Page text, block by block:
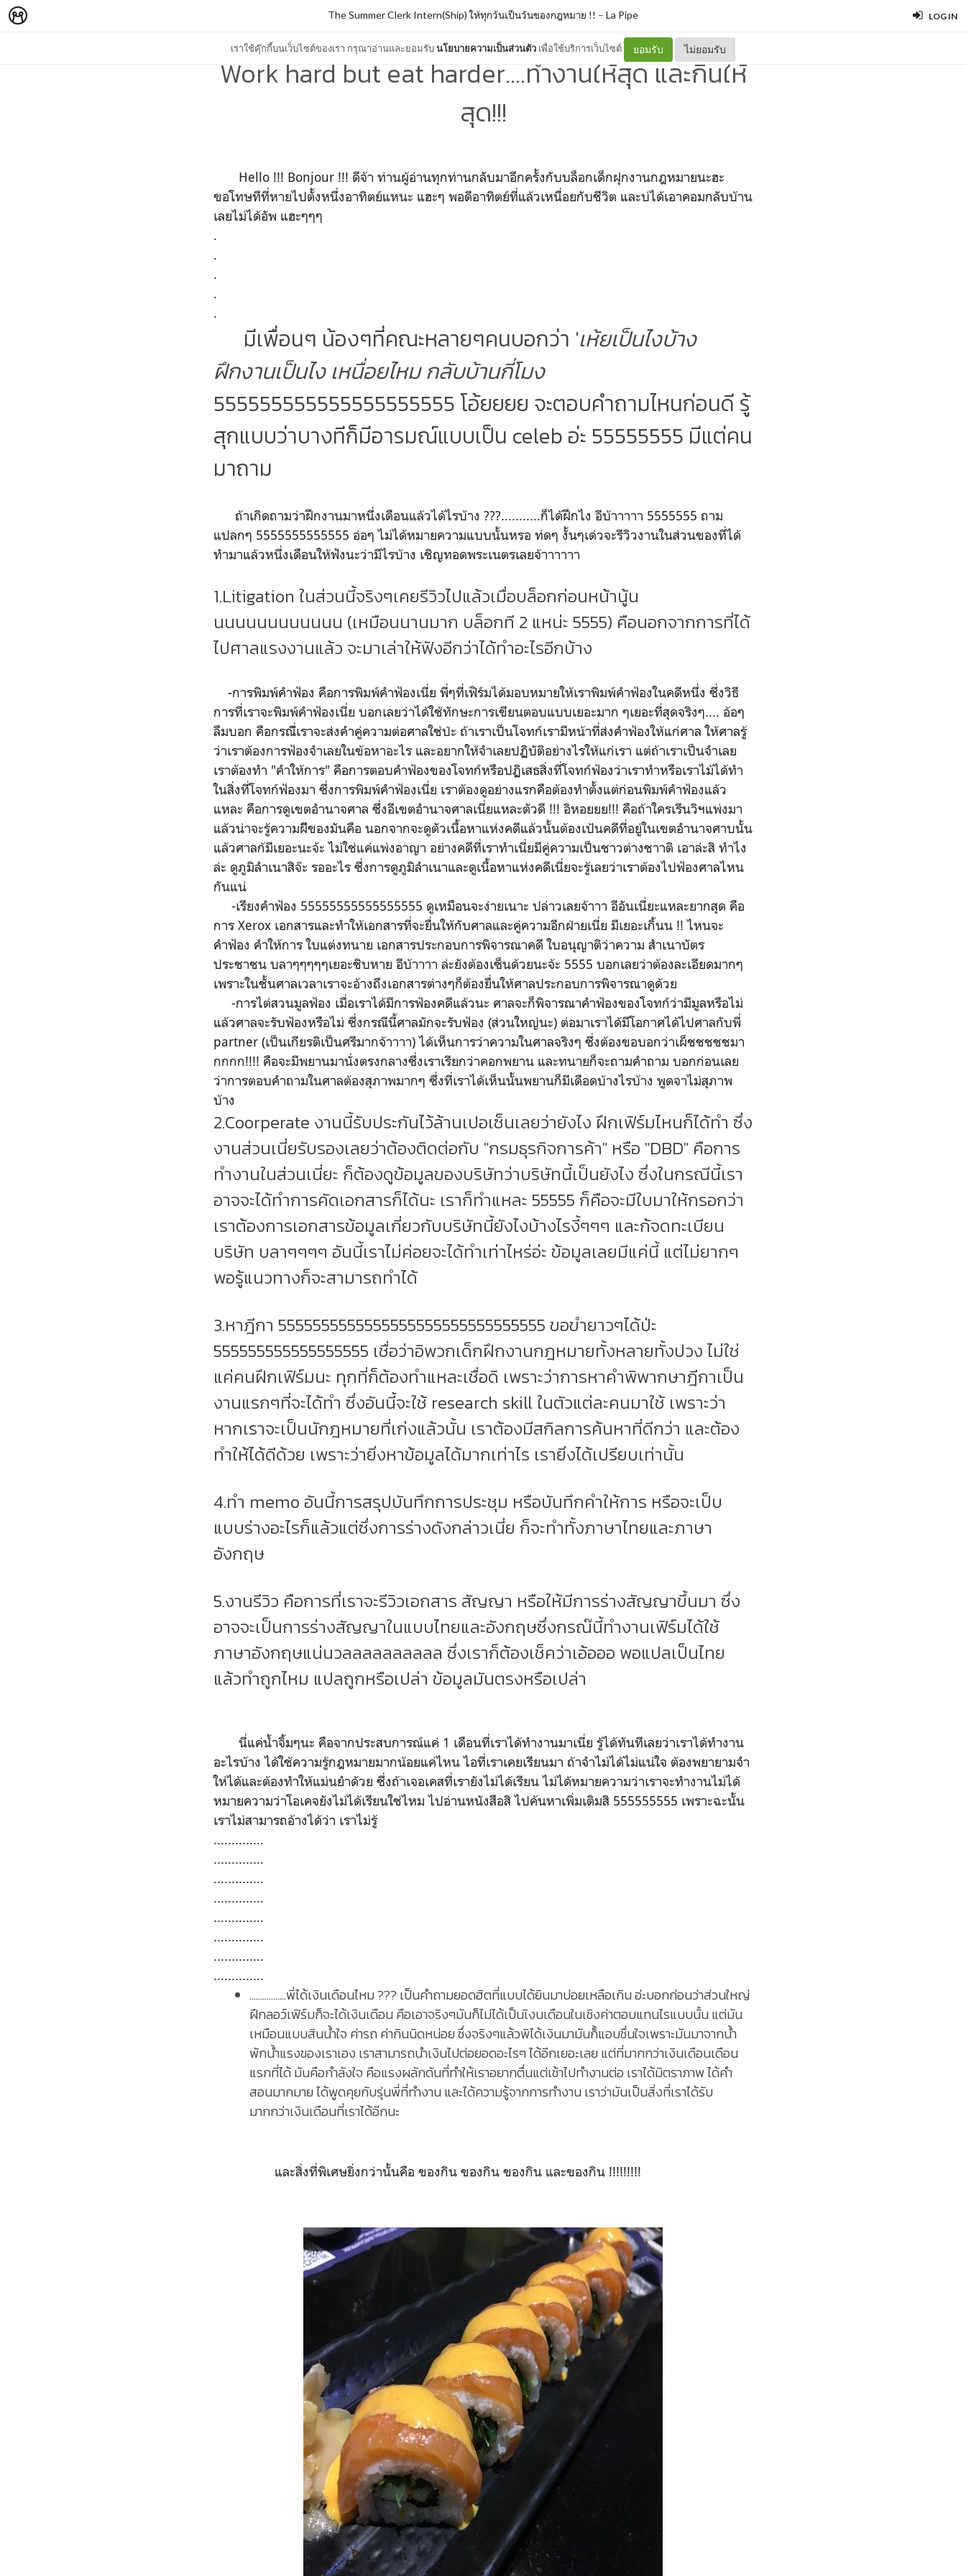
LOG IN
เราใช้คุ๊กกี้บนเว็บไซต์ของเรา กรุณาอ่านและยอมรับนโยบายความเป็นส่วนตัว เพื่อใช้บริการเว็บไซต์ ยอมรับ ไม่ยอมรับ
The Summer Clerk Intern(Ship) ให้ทุกวันเป็นวันของกฎหมาย !! – La Pipe
Work hard but eat harder....ทำงานให้สุด และกินให้
สุด!!!
Hello !!! Bonjour !!! ดีจ้า ท่านผู้อ่านทุกท่านกลับมาอีกครั้งกับบล็อกเด็กฝุกงานกฎหมายนะฮะ
ขอโทษทีที่หายไปตั้งหนึ่งอาทิตย์แหนะ แฮะๆ พอดีอาทิตย์ที่แล้วเหนื่อยกับชีวิต และบ่ได้เอาคอมกลับบ้าน
เลยไม่ได้อัพ แฮะๆๆๆ
.
.
.
.
.
มีเพื่อนๆ น้องๆที่คณะหลายๆคนบอกว่า 'เห้ยเป็นไงบ้าง
ฝึกงานเป็นไง เหนื่อยไหม กลับบ้านกี่โมง
555555555555555555555 โอ้ยยยย จะตอบคำถามไหนก่อนดี รู้
สุกแบบว่าบางทีก็มีอารมณ์แบบเป็น celeb อ่ะ 55555555 มีแต่คน
มาถาม
ถ้าเกิดถามว่าฝึกงานมาหนึ่งเดือนแล้วได้ไรบ้าง ???...........ก็ได้ฝึกไง อีบ้าาาาา 5555555 ถาม
แปลกๆ 5555555555555 อ่อๆ ไม่ได้หมายความแบบนั้นหรอ ท่ดๆ งั้นๆเด่วจะรีวิวงานในส่วนของที่ได้
ทำมาแล้วหนึ่งเดือนให้ฟังนะว่ามีไรบ้าง เชิญทอดพระเนตรเลยจ้าาาาาา
1.Litigation ในส่วนนี้จริงๆเคยรีวิวไปแล้วเมื่อบล็อกก่อนหน้านู้น
นนนนนนนนนนนน (เหมือนนานมาก บล็อกที 2 แหน่ะ 5555) คือนอกจากการที่ได้
ไปศาลแรงงานแล้ว จะมาเล่าให้ฟังอีกว่าได้ทำอะไรอีกบ้าง
-การพิมพ์คำฟ้อง คือการพิมพ์คำฟ้องเนี่ย พี่ๆที่เฟิร์มได้มอบหมายให้เราพิมพ์คำฟ้องในคดีหนึ่ง ซึ่งวิธี
การที่เราจะพิมพ์คำฟ้องเนี่ย บอกเลยว่าได้ใช้ทักษะการเขียนตอบแบบเยอะมาก ๆเยอะที่สุดจริงๆ.... อ้อๆ
ลืมบอก คือกรณ๊ี่เราจะส่งคำคู่ความต่อศาลใช่ป่ะ ถ้าเราเป็นโจทก์เรามีหน้าที่ส่งคำฟ้องให้แก่ศาล ให้ศาลรู้
ว่าเราต้องการฟ้องจำเลยในข้อหาอะไร และอยากให้จำเลยปฏิบัติอย่างไรให้แก่เรา แต่ถ้าเราเป็นจำเลย
เราต้องทำ "คำให้การ" คือการตอบคำฟ้องของโจทก์หรือปฏิเสธสิ่งที่โจทก์ฟ้องว่าเราทำหรือเราไม้ได้ทำ
ในสิ่งที่โจทก์ฟ้องมา ซึ่งการพิมพ์คำฟ้องเนี่ย เราต้องดูอย่างแรกคือต้องทำตั้งแต่ก่อนพิมพ์คำฟ้องแล้ว
แหละ คือการดูเขตอำนาจศาล ซึ่งอีเขตอำนาจศาลเนี่ยแหละตัวดี !!! อิหอยยย!!! คือถ้าใครเรีนวิฯแพ่งมา
แล้วน่าจะรู้ความผีีของมันคือ นอกจากจะดูตัวเนื้อหาแห่งคดีแล้วนั้นต้องเป้นคดีที่อยู่ในเขตอำนาจศาบนั้น
แล้วศาลก้มีเยอะนะจ้ะ ไม่ใช่แค่แพ่งอาญา อย่างคดีที่เราทำเนี่ยมีคู่ความเป็นชาวต่างชาาติ เอาล่ะสิ ทำไง
ล่ะ ดูภูมิลำเนาสิจ๊ะ รออะไร ซึ่งการดูภูมิลำเนาและดูเนื้อหาแห่งคดีเนี่ยจะรู้เลยว่าเราต้องไปฟ้องศาลไหน
กันแน่
-เรียงคำฟ้อง 55555555555555555 ดูเหมือนจะง่ายเนาะ ปล่าวเลยจ้าาา อีอันเนี่ยะแหละยากสุด คือ
การ Xerox เอกสารและทำให้เอกสารที่จะยื่นให้กับศาลและคู่ความอีกฝ่ายเนี่ย มีเยอะเกิ้นน !! ไหนจะ
คำฟ้อง คำให้การ ใบแต่งทนาย เอกสารประกอบการพิจารณาคดี ใบอนุญาติว่าความ สำเนาบัตร
ประชาชน บลาๆๆๆๆๆเยอะชิบหาย อีบ้าาาา ล่ะยังต้องเซ็นด้วยนะจ้ะ 5555 บอกเลยว่าต้องละเอียดมากๆ
เพราะในชั้นศาลเวลาเราจะอ้างถึงเอกสารต่างๆก็ต้องยื่นให้ศาลประกอบการพิจารณาดูด้วย
-การไต่สวนมูลฟ้อง เมื่อเราได้มีการฟ้องคดีแล้วนะ ศาลจะก็พิจารณาคำฟ้องของโจทก์ว่ามีมูลหรือไม่
แล้วศาลจะรับฟ้องหรือไม่ ซึ่งกรณีนี้ศาลมักจะรับฟ้อง (ส่วนใหญ่นะ) ต่อมาเราได้มีโอกาศได้ไปศาลกับพี่
partner (เป็นเกียรติเป็นศรีมากจ้าาาา) ได้เห็นการว่าความในศาลจริงๆ ซึ่งต้องขอบอกว่าเผ็ชชชชชมา
กกกก!!!! คือจะมีพยานมานั่งตรงกลางซึ่งเราเรียกว่าคอกพยาน และทนายก็จะถามคำถาม บอกก่อนเลย
ว่าการตอบคำถามในศาลต้องสุภาพมากๆ ซึ่งที่เราได้เห็นนั้นพยานก็มีเดือดบ้างไรบ้าง พูดจาไม่สุภาพ
บ้าง
2.Coorperate งานนี้รับประกันไว้ล้านเปอเซ็นเลยว่ายังไง ฝึกเฟิร์มไหนก็ได้ทำ ซึ่ง
งานส่วนเนี่ยรับรองเลยว่าต้องติดต่อกับ "กรมธุรกิจการค้า" หรือ "DBD" คือการ
ทำงานในส่วนเนี่ยะ ก็ต้องดูข้อมูลของบริษัทว่าบริษัทนี้เป็นยังไง ซึ่งในกรณีนี้เรา
อาจจะได้ทำการคัดเอกสารก็ได้นะ เราก็ทำแหละ 55555 ก็คือจะมีใบมาให้กรอกว่า
เราต้องการเอกสารข้อมูลเกี่ยวกับบริษัทนี้ยังไงบ้างไรงี้ๆๆๆ และก้จดทะเบียน
บริษัท บลาๆๆๆๆ อันนี้เราไม่ค่อยจะได้ทำเท่าไหร่อ่ะ ข้อมูลเลยมีแค่นี้ แต่ไม่ยากๆ
พอรู้แนวทางก็จะสามารถทำได้
3.หาฎีกา 5555555555555555555555555555555 ขอขำยาวๆได้ป่ะ
555555555555555555 เชื่อว่าอิพวกเด็กฝึกงานกฎหมายทั้งหลายทั้งปวง ไม่ใช่
แค่คนฝึกเฟิร์มนะ ทุกที่ก็ต้องทำแหละเชื่อดิ เพราะว่าการหาคำพิพากษาฎีกาเป็น
งานแรกๆที่จะได้ทำ ซึ่งอันนี้จะใช้ research skill ในตัวแต่ละคนมาใช้ เพราะว่า
หากเราจะเป็นนักฎหมายที่เก่งแล้วนั้น เราต้องมีสกิลการค้นหาที่ดีกว่า และต้อง
ทำให้ได้ดีด้วย เพราะว่ายิ่งหาข้อมูลได้มากเท่าไร เรายิ่งได้เปรียบเท่านั้น
4.ทำ memo อันนี้การสรุปบันทึกการประชุม หรือบันทึกคำให้การ หรือจะเป็บ
แบบร่างอะไรก็แล้วแต่ซึ่งการร่างดังกล่าวเนี่ย ก็จะทำทั้งภาษาไทยและภาษา
อังกฤษ
5.งานรีวิว คือการที่เราจะรีวิวเอกสาร สัญญา หรือให้มีการร่างสัญญาขึ้นมา ซึ่ง
อาจจะเป็นการร่างสัญญาในแบบไทยและอังกฤษซึ่งกรณ๊นี้ทำงานเฟิร์มได้ใช้
ภาษาอังกฤษแน่นวลลลลลลลลลล ซึ่งเราก็ต้องเช็คว่าเอ้อออ พอแปลเป็นไทย
แล้วทำถูกไหม แปลถูกหรือเปล่า ข้อมูลมันตรงหรือเปล่า
นี่แค่น้ำจิ้มๆนะ คือจากประสบการณ์แค่ 1 เดือนที่เราได้ทำงานมาเนี่ย รู้ได้ทันทีเลยว่าเราได้ทำงาน
อะไรบ้าง ได้ใช้ความรู้กฎหมายมากน้อยแค่ไหน ไอที่เราเคยเรียนมา ถ้าจำไม่ได้ไม่แน่ใจ ต้องพยายามจำ
ให่ได้และต้องทำให้แม่นยำด้วย ซึ่งถ้าเจอเคสที่เรายังไม่ได้เรียน ไม่ได้หมายความว่าเราจะทำงานไม่ได้
หมายความว่าโอเคจยังไม่ได้เรียนใช่ไหม ไปอ่านหนังสือสิ ไปค้นหาเพิ่มเติมสิ 555555555 เพราะฉะนั้น
เราไม่สามารถอ้างได้ว่า เราไม่รู้
..............
..............
..............
..............
..............
..............
..............
..............
.................พี่ได้เงินเดือนไหม ??? เป็นคำถามยอดฮิตที่แบบได้ยินมาบ่อยเหลือเกิน อ่ะบอกก่อนว่าส่วนใหญ่
ฝึกลอว์เฟิร์มก็จะได้เงินเดือน คือเอาจริงๆมันก็ไม่ได้เป็นเิงนเดือนในเชิงค่าตอบแทนไรแบบนั้น แต่มัน
เหมือนแบบสินน้ำใจ ค่ารถ ค่ากินนิดหน่อย ซึ่งจริงๆแล้วพิได้เงินมามันก็้แอบชื่นใจเพราะมันมาจากน้ำ
พักน้ำแรงของเราเอง เราสามารถนำเงินไปต่อยอดอะไรๆ ได้อีกเยอะเลย แต่ที่มากกว่าเงินเดือนเดือน
แรกที่ได้ มันคือกำลังใจ คือแรงผลักดันที่ทำให้เราอยากตื่นแต่เช้าไปทำงานต่อ เราได้มิตราภาพ ได้คำ
สอนมากมาย ได้พูดคุยกับรุ่นพี่ที่ทำงาน และได้ความรู้จากการทำงาน เราว่ามันเป็นสิ่งที่เราได้รับ
มากกว่าเงินเดือนที่เราได้อีกนะ
และสิ่งที่พิเศษยิ่งกว่านั้นคือ ของกิน ของกิน ของกิน และของกิน !!!!!!!!!